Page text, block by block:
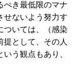
べき最低限のマナ
せないよう努力す
ついては、（感染
として、その人
う観点もあり、